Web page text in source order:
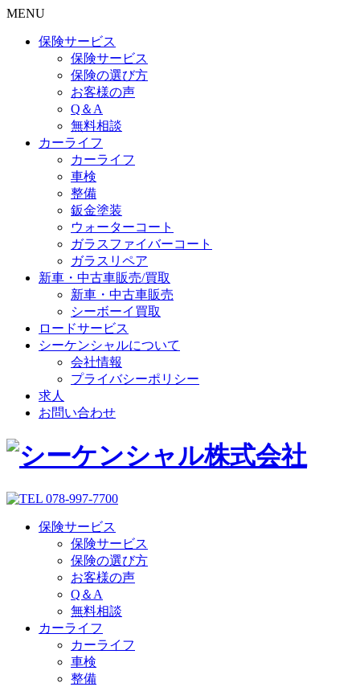
MENU
保険サービス
保険サービス
保険の選び方
お客様の声
Q＆A
無料相談
カーライフ
カーライフ
車検
整備
鈑金塗装
ウォーターコート
ガラスファイバーコート
ガラスリペア
新車・中古車販売/買取
新車・中古車販売
シーボーイ買取
ロードサービス
シーケンシャルについて
会社情報
プライバシーポリシー
求人
お問い合わせ
保険サービス
保険サービス
保険の選び方
お客様の声
Q＆A
無料相談
カーライフ
カーライフ
車検
整備